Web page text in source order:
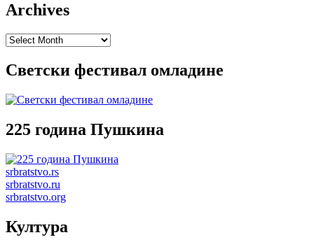
Archives
Archives
Светски фестивал омладине
225 година Пушкина
srbratstvo.rs
srbratstvo.ru
srbratstvo.org
Култура